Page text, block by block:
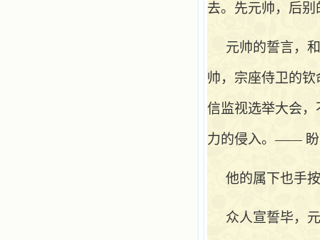
去。先元帅，后
元帅的誓言，
帅，宗座侍卫的
信监视选举大会
力的侵入。—— 盼
他的属下也手
众人宣誓毕，